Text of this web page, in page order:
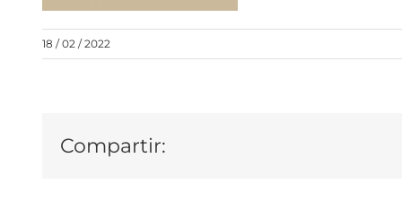
18 / 02 / 2022
Compartir: